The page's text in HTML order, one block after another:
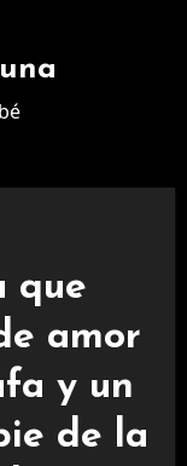
que
amor
y un
de la